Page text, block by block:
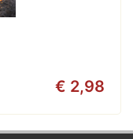
€ 2,98